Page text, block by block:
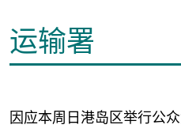
运输署
因应本周日港岛区举行公